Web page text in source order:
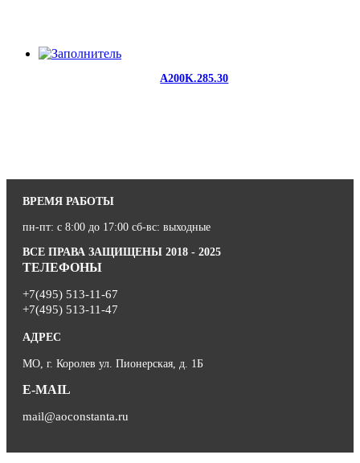
A200K.285.30
ВРЕМЯ РАБОТЫ
пн-пт: с 8:00 до 17:00 сб-вс: выходные
ВСЕ ПРАВА ЗАЩИЩЕНЫ 2018 - 2025
ТЕЛЕФОНЫ
+7(495) 513-11-67
+7(495) 513-11-47
АДРЕС
МО, г. Королев ул. Пионерская, д. 1Б
E-MAIL
mail@aoconstanta.ru